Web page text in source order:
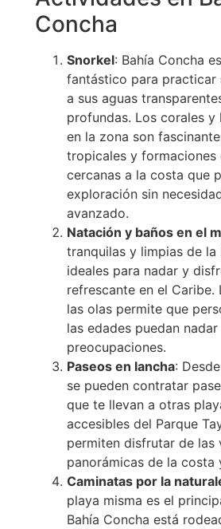
Concha
Snorkel: Bahía Concha
fantástico para practicar
a sus aguas
profundas. Los corales y
en la zona son
tropicales y formaciones
cercanas a la costa que
exploración sin
avanzado.
Natación y baños en el
tranquilas y limpias de la
ideales para nadar y
refrescante en el Caribe.
las olas permite que
las edades puedan nadar
preocupaciones.
Paseos en lancha:
se pueden contratar
que te llevan a otras
accesibles del Parque
permiten disfrutar de las
panorámicas de la costa
Caminatas por la
playa misma es el
Bahía Concha está